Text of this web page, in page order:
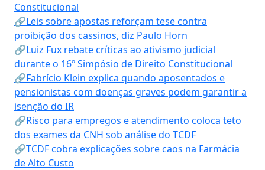
Constitucional
🔗Leis sobre apostas reforçam tese contra
proibição dos cassinos, diz Paulo Horn
🔗Luiz Fux rebate críticas ao ativismo judicial
durante o 16º Simpósio de Direito Constitucional
🔗Fabrício Klein explica quando aposentados e
pensionistas com doenças graves podem garantir a
isenção do IR
🔗Risco para empregos e atendimento coloca teto
dos exames da CNH sob análise do TCDF
🔗TCDF cobra explicações sobre caos na Farmácia
de Alto Custo